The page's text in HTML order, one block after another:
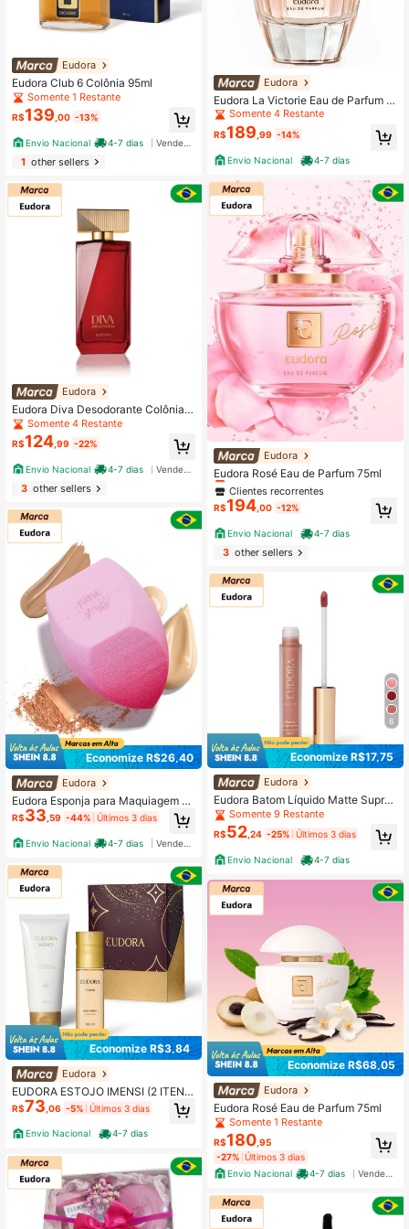
Eudora
Eudora Club 6 Colônia 95ml
Somente 1 Restante
R$139 ,00 -13%
Envio Nacional 4-7 dias
1other sellers
Eudora
Eudora Diva Desodorante Colônia 1
00mlSomente 4 Restante
R$124 ,99 -22%
Envio Nacional 4-7 dias
3other sellers
Economize R$26,40
Eudora
Eudora Esponja para Maquiagem Pi
nk Blend Niina Secrets
R$33 ,59 -44% Últimos 3 dias
Envio Nacional 4-7 dias
Economize R$3,84
Eudora
EUDORA ESTOJO IMENSI (2 ITEN
S)
R$73 ,06 -5% Últimos 3 dias
Envio Nacional 4-7 dias
Eudora
Eudora La Victorie Eau de Parfum 7
5ml
Clientes recorrentes
Somente 4 Restante
Clientes recorrentes
Somente 4 Restante
Clientes recorrentes
Somente 4 Restante
Somente 4 Restante
R$189 ,99 -14%
Envio Nacional 4-7 dias
Eudora
Eudora Rosé Eau de Parfum 75ml
Clientes recorrentes
Somente 1 Restante
Clientes recorrentes
Somente 1 Restante
Clientes recorrentes
Somente 1 Restante
Somente 1 Restante
R$194 ,00 -12%
Envio Nacional 4-7 dias
3other sellers
6
Economize R$17,75
Eudora
Eudora Batom Líquido Matte Supre
me 4,0ml
Somente 9 Restante
R$52 ,24 -25% Últimos 3 dias
Envio Nacional 4-7 dias
Economize R$68,05
Eudora
Eudora Rosé Eau de Parfum 75ml
Somente 1 Restante
R$180 ,95
-27% Últimos 3 dias
Envio Nacional
4-7 dias